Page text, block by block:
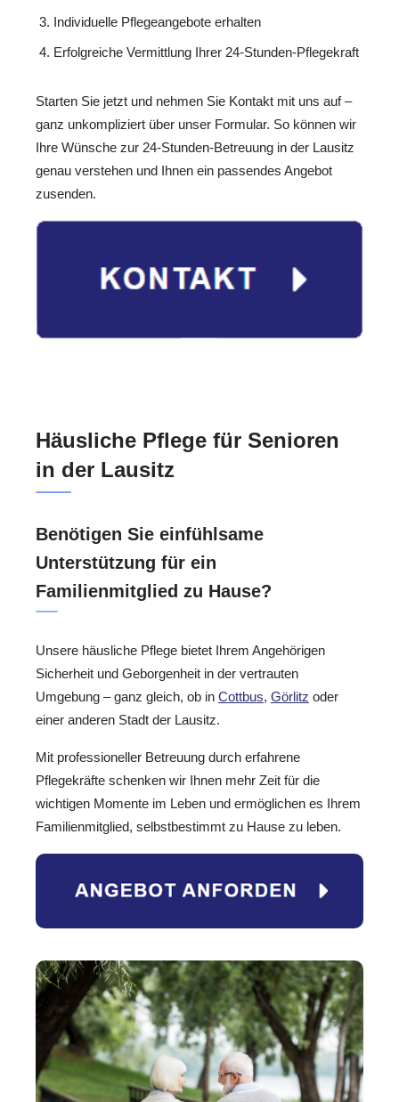
Individuelle Pflegeangebote erhalten
Erfolgreiche Vermittlung Ihrer 24-Stunden-Pflegekraft
Starten Sie jetzt und nehmen Sie Kontakt mit uns auf –
ganz unkompliziert über unser Formular. So können wir
Ihre Wünsche zur 24-Stunden-Betreuung in der Lausitz
genau verstehen und Ihnen ein passendes Angebot
zusenden.
Häusliche Pflege für Senioren
in der Lausitz
Benötigen Sie einfühlsame
Unterstützung für ein
Familienmitglied zu Hause?
Unsere häusliche Pflege bietet Ihrem Angehörigen
Sicherheit und Geborgenheit in der vertrauten
Umgebung – ganz gleich, ob in Cottbus, Görlitz oder
einer anderen Stadt der Lausitz.
Mit professioneller Betreuung durch erfahrene
Pflegekräfte schenken wir Ihnen mehr Zeit für die
wichtigen Momente im Leben und ermöglichen es Ihrem
Familienmitglied, selbstbestimmt zu Hause zu leben.